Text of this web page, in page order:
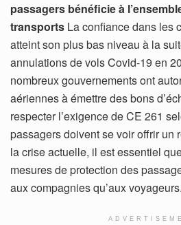
passagers bénéficie à
transports La confiance dans les
atteint son plus bas niveau à la
annulations de vols Covid-19 en
nombreux gouvernements ont
aériennes à émettre des bons
respecter l’exigence de CE 261
passagers doivent se voir offrir un
la crise actuelle, il est essentiel
mesures de protection des
aux compagnies qu’aux voyageurs.